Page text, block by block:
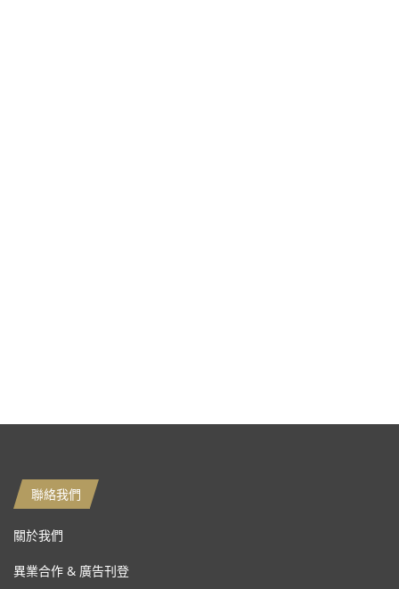
聯絡我們
關於我們
異業合作 & 廣告刊登